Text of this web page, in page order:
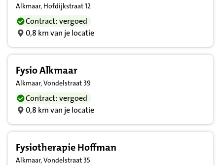
Alkmaar, Hofdijkstraat 12
Contract: vergoed
0,8 km van je locatie
Fysio Alkmaar
Alkmaar, Vondelstraat 39
Contract: vergoed
0,8 km van je locatie
Fysiotherapie Hoffman
Alkmaar, Vondelstraat 35